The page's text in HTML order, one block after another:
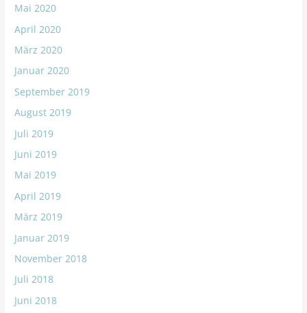
Mai 2020
April 2020
März 2020
Januar 2020
September 2019
August 2019
Juli 2019
Juni 2019
Mai 2019
April 2019
März 2019
Januar 2019
November 2018
Juli 2018
Juni 2018